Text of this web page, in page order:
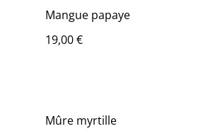
Mangue papaye
19,00 €
Mûre myrtille